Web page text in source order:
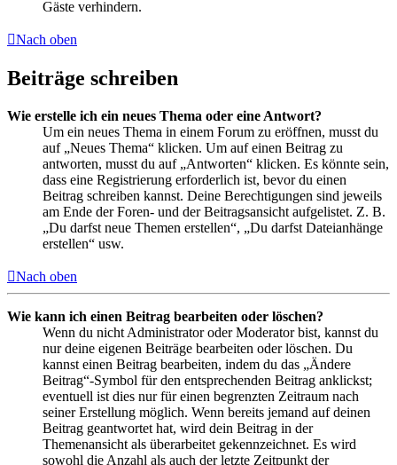
Gäste verhindern.
Nach oben
Beiträge schreiben
Wie erstelle ich ein neues Thema oder eine Antwort?
Um ein neues Thema in einem Forum zu eröffnen, musst du
auf „Neues Thema“ klicken. Um auf einen Beitrag zu
antworten, musst du auf „Antworten“ klicken. Es könnte sein,
dass eine Registrierung erforderlich ist, bevor du einen
Beitrag schreiben kannst. Deine Berechtigungen sind jeweils
am Ende der Foren- und der Beitragsansicht aufgelistet. Z. B.
„Du darfst neue Themen erstellen“, „Du darfst Dateianhänge
erstellen“ usw.
Nach oben
Wie kann ich einen Beitrag bearbeiten oder löschen?
Wenn du nicht Administrator oder Moderator bist, kannst du
nur deine eigenen Beiträge bearbeiten oder löschen. Du
kannst einen Beitrag bearbeiten, indem du das „Ändere
Beitrag“-Symbol für den entsprechenden Beitrag anklickst;
eventuell ist dies nur für einen begrenzten Zeitraum nach
seiner Erstellung möglich. Wenn bereits jemand auf deinen
Beitrag geantwortet hat, wird dein Beitrag in der
Themenansicht als überarbeitet gekennzeichnet. Es wird
sowohl die Anzahl als auch der letzte Zeitpunkt der